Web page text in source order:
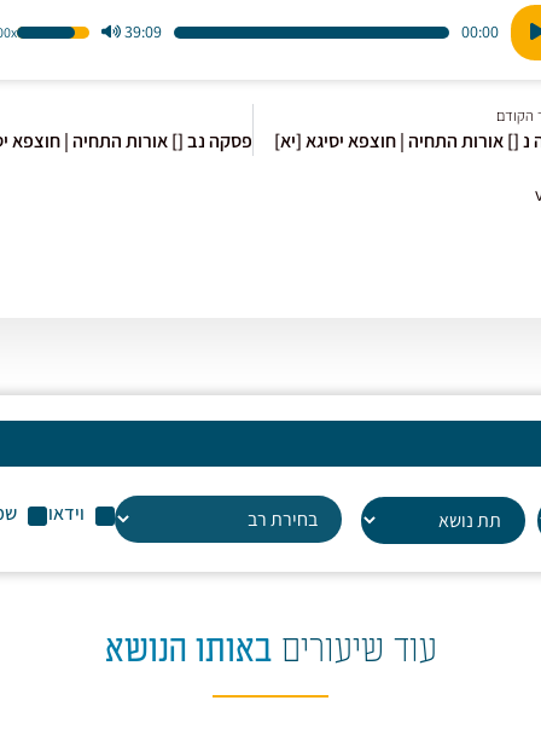
00:00
39:09
1.00x
הקודם
נ [] אורות התחיה | חוצפא יסיגא [יא]
וידאו
עוד שיעורים באותו הנושא